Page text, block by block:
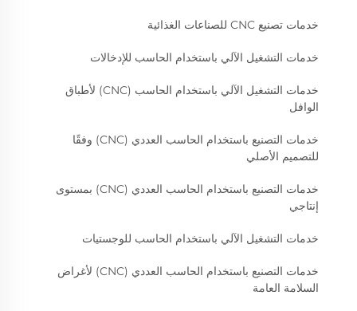
خدمات تصنيع CNC للصناعات الغذائية
خدمات التشغيل الآلي باستخدام الحاسب للإدخالات
خدمات التشغيل الآلي باستخدام الحاسب (CNC) لأطباق
الوافل
خدمات التصنيع باستخدام الحاسب العددي (CNC) وفقًا
للتصميم الأصلي
خدمات التصنيع باستخدام الحاسب العددي (CNC) بمستوى
إنتاجي
خدمات التشغيل الآلي باستخدام الحاسب للوجستيات
خدمات التصنيع باستخدام الحاسب العددي (CNC) لأغراض
السلامة العامة